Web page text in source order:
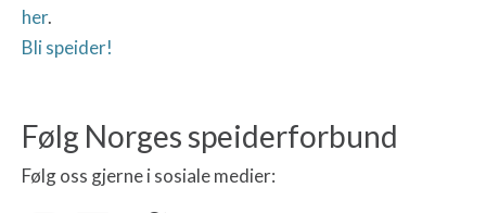
her.
Bli speider!
Følg Norges speiderforbund
Følg oss gjerne i sosiale medier: